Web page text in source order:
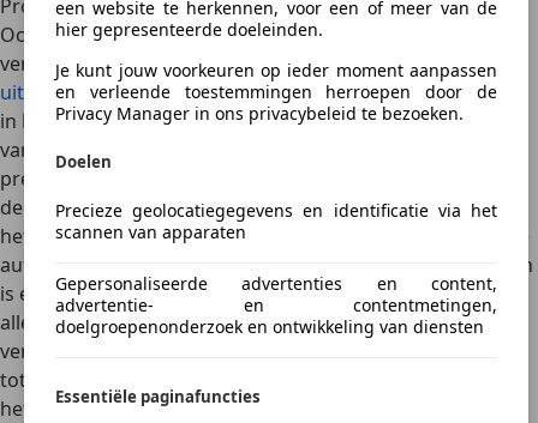
een website te herkennen, voor een of meer van de
hier gepresenteerde doeleinden.
Je kunt jouw voorkeuren op ieder moment aanpassen
en verleende toestemmingen herroepen door de
Privacy Manager in ons privacybeleid te bezoeken.
Doelen
Precieze geolocatiegegevens en identificatie via het
scannen van apparaten
Gepersonaliseerde advertenties en content,
advertentie- en contentmetingen,
doelgroepenonderzoek en ontwikkeling van diensten
Essentiële paginafuncties
Proefrit maken
Ook de proefrit is een doorslaggevend element bij het
verkopen van je auto.Daarover hebben we een speciaal,
uitgebreid artikel geschreven. Lees dat op je gemak! Heel
in het kort komt het erop neer dat je ook bij het bezoek
van de potentiële koper de auto en jezelf eerlijk moet
presenteren. Doe dat op een tijd en plaats die voor jou en
de koper prettig is – jullie kennen elkaar helemaal niet en
het is prettig als je allebei op je gemak bent en het over de
auto kunt hebben. Zorg er vooraf voor dat de auto schoon
is en dat alle vloeistoffen op niveau zijn. Zo maakt niet
alleen de auto, maar jij ook een goede indruk – de
verkoper moet jou ook betrouwbaar genoeg vinden om
tot aankoop over te gaan. Neem ook voldoende tijd voor
het bekijken van jouw auto en het maken van de proefrit.